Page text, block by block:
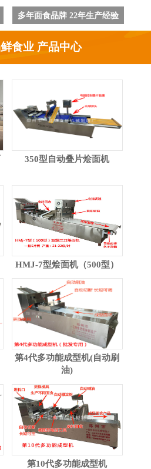
多年面食品牌 22年生产经验
食业 产品中心
350型自动叠片烩面机
HMJ-7型烩面机（500型）
第4代多功能成型机(自动刷
油)
第10代多功能成型机